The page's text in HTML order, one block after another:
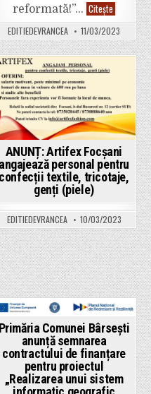
reformată!”… Citește Primăria
Comunei
Bârsești
anunță
semnarea
finanțare
proiectul
unui
sistem
informatic
geografic
privind
imobilele
înscrise
în
cartea
funciară
din
intravilanul
comunei
Bârsești,
județul
Vrancea”
cod
C10-
I4-
514
EDITIEDEVRANCEA 11/03/2023
Posted
in
ANUNȚ: Artifex Focșani
angajează personal pentru
confecții textile, tricotaje,
genți (piele)
EDITIEDEVRANCEA 10/03/2023
Posted
Primăria Comunei Bârsești
anunță semnarea
contractului de finanțare
pentru proiectul
„Realizarea unui sistem